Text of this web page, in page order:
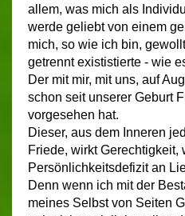
allem, was mich als
werde geliebt von einem
mich, so wie ich bin,
getrennt exististierte - wie
Der mit mir, mit uns, auf
schon seit unserer Geburt
vorgesehen hat.
Dieser, aus dem Inneren
Friede, wirkt Gerechtigkeit,
Persönlichkeitsdefizit an
Denn wenn ich mit der
meines Selbst von Seiten